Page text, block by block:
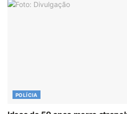
POLÍCIA